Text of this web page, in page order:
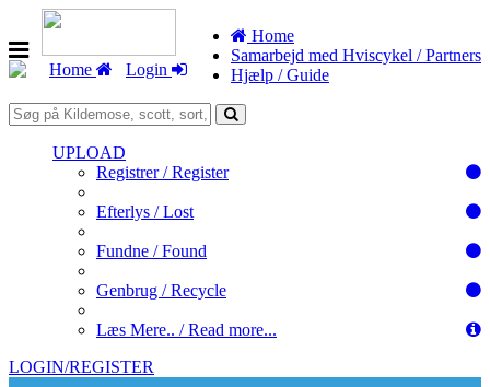
Home
Samarbejd med Hviscykel / Partners
Hjælp / Guide
Home Login
UPLOAD
Registrer / Register
Efterlys / Lost
Fundne / Found
Genbrug / Recycle
Læs Mere.. / Read more...
LOGIN/REGISTER